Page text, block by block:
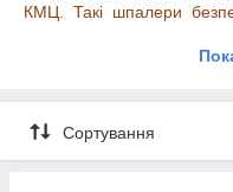
КМЦ. Такі шпалери
екологічно чисті
через тривалий час.
Велика фактура в
декоративний ефект на
дефекти і
Сортування